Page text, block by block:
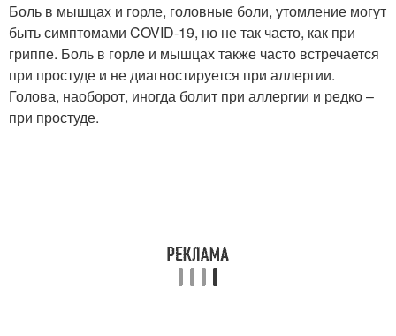
Боль в мышцах и горле, головные боли, утомление могут
быть симптомами COVID-19, но не так часто, как при
гриппе. Боль в горле и мышцах также часто встречается
при простуде и не диагностируется при аллергии.
Голова, наоборот, иногда болит при аллергии и редко –
при простуде.